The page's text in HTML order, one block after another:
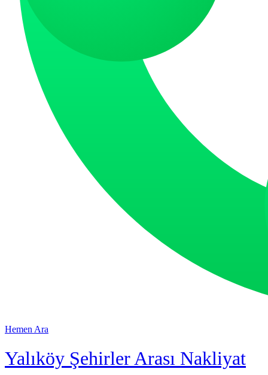
Hemen Ara
Yalıköy Şehirler Arası Nakliyat